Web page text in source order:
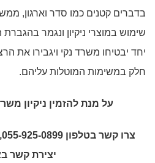
בדברים קטנים כמו סדר וארגון,
שימוש במוצרי ניקיון ונגמר
יחד יבטיחו משרד נקי ויגבירו את
חלק במשימות המוטלות עליהם.
על מנת להזמין ניקיון
יצירת קשר